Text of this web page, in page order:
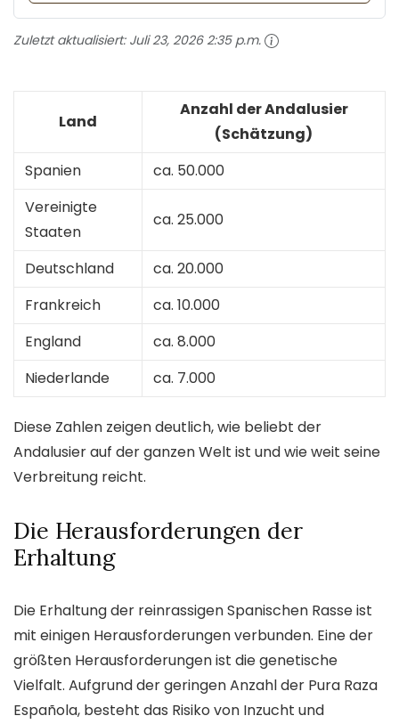
Zuletzt aktualisiert: Juli 23, 2026 2:35 p.m.
Land
Anzahl der Andalusier
(Schätzung)
Spanien
ca. 50.000
Vereinigte
Staaten
ca. 25.000
Deutschland
ca. 20.000
Frankreich
ca. 10.000
England
ca. 8.000
Niederlande
ca. 7.000
Diese Zahlen zeigen deutlich, wie beliebt der
Andalusier auf der ganzen Welt ist und wie weit seine
Verbreitung reicht.
Die Herausforderungen der
Erhaltung
Die Erhaltung der reinrassigen Spanischen Rasse ist
mit einigen Herausforderungen verbunden. Eine der
größten Herausforderungen ist die genetische
Vielfalt. Aufgrund der geringen Anzahl der Pura Raza
Española, besteht das Risiko von Inzucht und